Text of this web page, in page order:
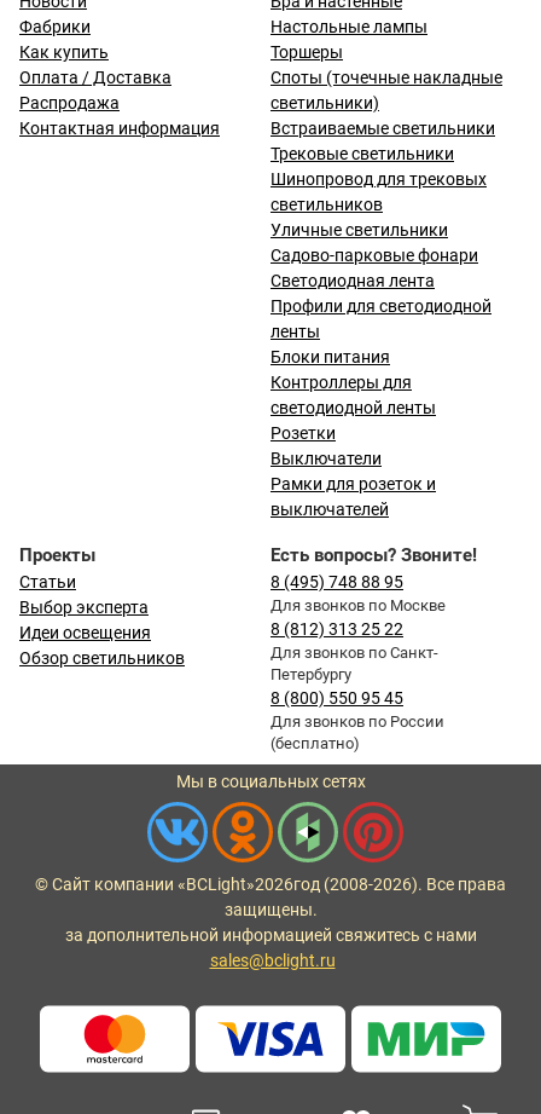
Фабрики
Как купить
Оплата / Доставка
Распродажа
Контактная информация
Настольные лампы
Торшеры
Споты (точечные накладные
светильники)
Встраиваемые светильники
Трековые светильники
Шинопровод для трековых
светильников
Уличные светильники
Садово-парковые фонари
Светодиодная лента
Профили для светодиодной
ленты
Блоки питания
Контроллеры для
светодиодной ленты
Розетки
Выключатели
Рамки для розеток и
выключателей
Проекты
Статьи
Выбор эксперта
Идеи освещения
Обзор светильников
Есть вопросы? Звоните!
8 (495) 748 88 95
Для звонков по Москве
8 (812) 313 25 22
Для звонков по Санкт-
Петербургу
8 (800) 550 95 45
Для звонков по России
(бесплатно)
Мы в социальных сетях
© Сайт компании «BCLight»2026год (2008-2026). Все права
защищены.
за дополнительной информацией свяжитесь с нами
sales@bclight.ru